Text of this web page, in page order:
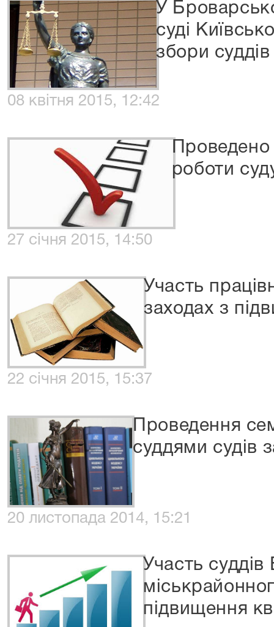
У
суді
збори суддів
08 квітня 2015, 12:42
Проведено
роботи
27 січня 2015, 14:50
Участь
заходах з
22 січня 2015, 15:37
Проведення
суддями судів
20 листопада 2014, 15:21
Участь
підвищення